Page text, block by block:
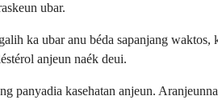
ubar.
ka ubar anu béda sapanjang
anjeun naék deui.
panyadia kasehatan anjeun.